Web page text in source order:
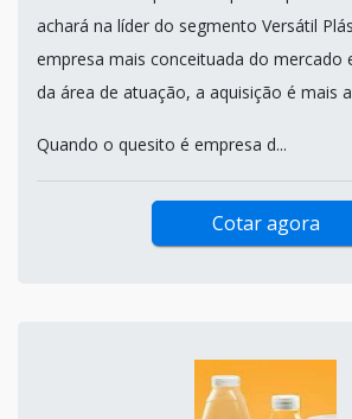
achará na líder do segmento Versátil
empresa mais conceituada do mercado
da área de atuação, a aquisição é mais
Quando o quesito é empresa d...
Cotar agora